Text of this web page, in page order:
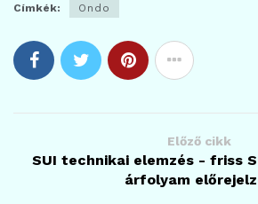
Címkék: Ondo
Előző cikk
SUI technikai elemzés - friss
árfolyam